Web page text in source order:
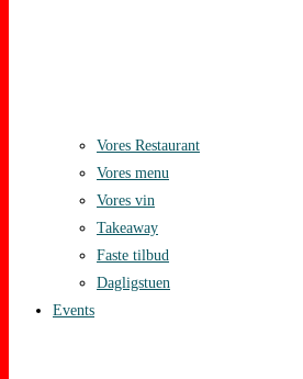
Vores Restaurant
Vores menu
Vores vin
Takeaway
Faste tilbud
Dagligstuen
Events